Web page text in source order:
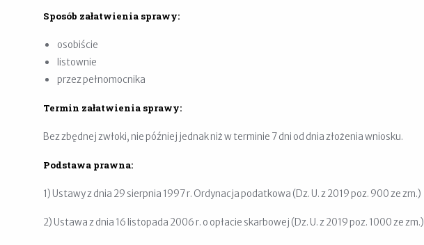
Sposób załatwienia sprawy:
osobiście
listownie
przez pełnomocnika
Termin załatwienia sprawy:
Bez zbędnej zwłoki, nie później jednak niż w terminie 7 dni od dnia złożenia wniosku.
Podstawa prawna:
1) Ustawy z dnia 29 sierpnia 1997 r. Ordynacja podatkowa (Dz. U. z 2019 poz. 900 ze zm.)
2) Ustawa z dnia 16 listopada 2006 r. o opłacie skarbowej (Dz. U. z 2019 poz. 1000 ze zm.)